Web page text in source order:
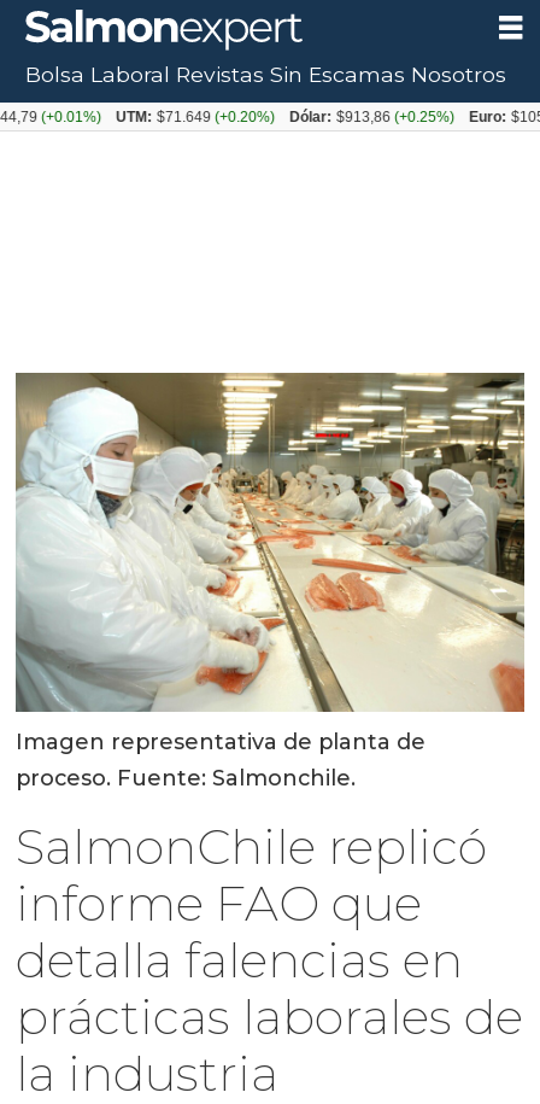
Imagen representativa de planta de
proceso. Fuente: Salmonchile.
SalmonChile replicó
informe FAO que
detalla falencias en
prácticas laborales de
la industria
Bolsa Laboral Revistas Sin Escamas Nosotros
UTM: $71.649(+0.20%) Dólar: $913,86(+0.25%) Euro: $1053,08